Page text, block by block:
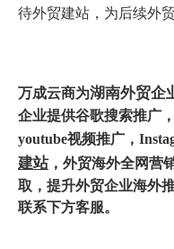
待外贸建站，为后续外
万成云商为湖南外贸企
企业提供谷歌搜索推广
youtube视频推广，
建站，外贸海外全网营
取，提升外贸企业海外
联系下方客服。